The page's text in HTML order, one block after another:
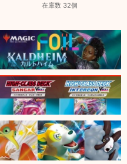
在庫数 32個